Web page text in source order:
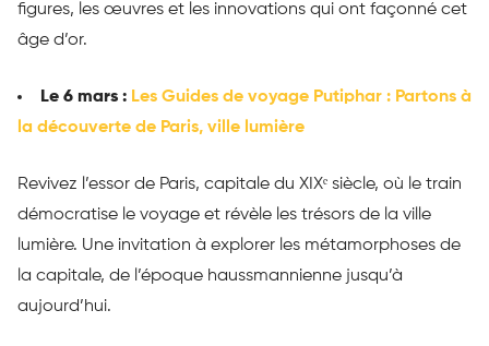
figures, les œuvres et les innovations qui ont façonné cet
âge d’or.
Le 6 mars : Les Guides de voyage Putiphar : Partons à
la découverte de Paris, ville lumière
Revivez l’essor de Paris, capitale du XIXᵉ siècle, où le train
démocratise le voyage et révèle les trésors de la ville
lumière. Une invitation à explorer les métamorphoses de
la capitale, de l’époque haussmannienne jusqu’à
aujourd’hui.